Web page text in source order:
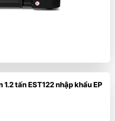
1.2 tấn EST122 nhập khẩu EP